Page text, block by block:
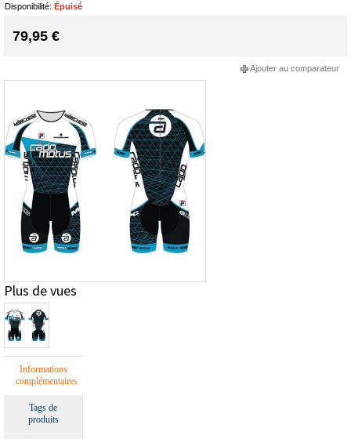
Disponibilité: Épuisé
79,95 €
Ajouter au comparateur
Plus de vues
Informations
complémentaires
Tags de
produits